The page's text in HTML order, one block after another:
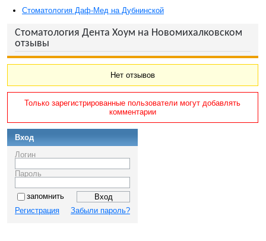
Стоматология Даф-Мед на Дубнинской
Стоматология Дента Хоум на Новомихалковском
отзывы
Нет отзывов
Только зарегистрированные пользователи могут добавлять
комментарии
Вход
Логин
Пароль
запомнить
Регистрация
Забыли пароль?